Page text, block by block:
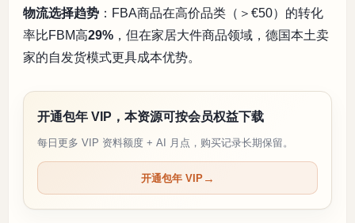
物流选择趋势 ：FBA商品在高价品类（＞€50）的转化
率比FBM高29% ，但在家居大件商品领域，德国本土卖
家的自发货模式更具成本优势。
开通包年 VIP，本资源可按会员权益下载
每日更多 VIP 资料额度 + AI 月点，购买记录长期保留。
开通包年 VIP